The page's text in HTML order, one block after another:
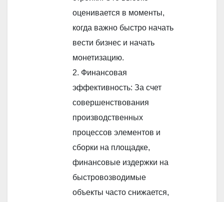
оценивается в моменты,
когда важно быстро начать
вести бизнес и начать
монетизацию.
2. Финансовая
эффективность: За счет
совершенствования
производственных
процессов элементов и
сборки на площадке,
финансовые издержки на
быстровозводимые
объекты часто снижается,